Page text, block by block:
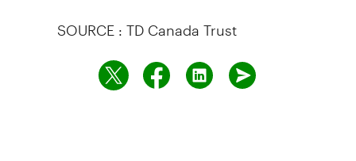
SOURCE : TD Canada Trust